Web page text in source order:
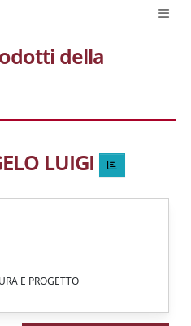
della
LUIGI
E PROGETTO